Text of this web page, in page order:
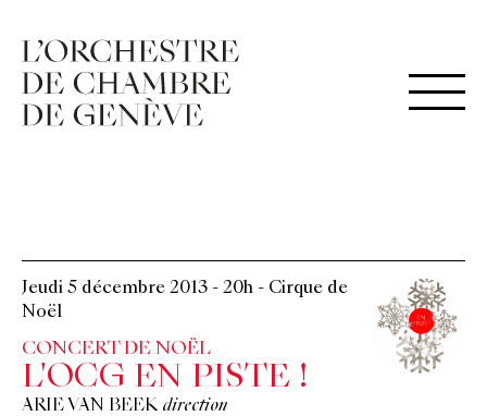
Jeudi 5 décembre 2013 - 20h - Cirque de
Noël
CONCERT DE NOËL
L'OCG EN PISTE !
ARIE VAN BEEK direction